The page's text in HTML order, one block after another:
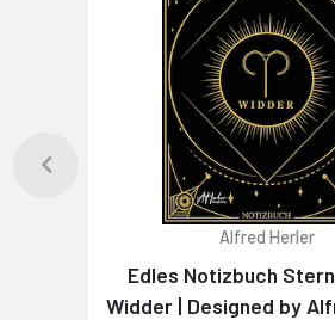
Alfred Herler
Edles Notizbuch
Widder | Designed by